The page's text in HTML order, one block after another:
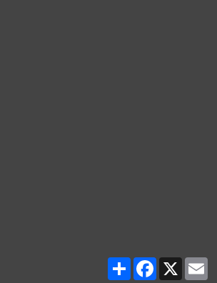
PartagerFacebook
X